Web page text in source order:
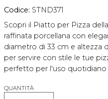
Codice: STND371
Scopri il Piatto per Pizza
raffinata porcellana con
diametro di 33 cm e altezza
per servire con stile le tue
perfetto per l'uso quotidiano
QUANTITÀ